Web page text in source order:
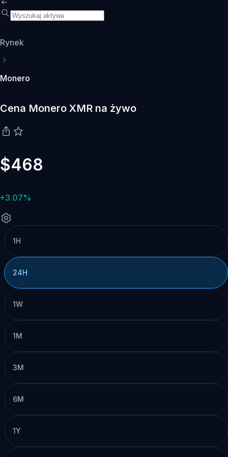
Rynek
Monero
Cena Monero XMR na żywo
$468
+3.07%
1H
24H
1W
1M
3M
6M
1Y